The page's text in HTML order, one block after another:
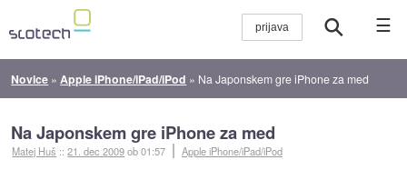
☰
Novice » Apple iPhone/iPad/iPod » Na Japonskem gre iPhone za med
Na Japonskem gre iPhone za med
Matej Huš ::21. dec 2009ob 01:57 Apple iPhone/iPad/iPod